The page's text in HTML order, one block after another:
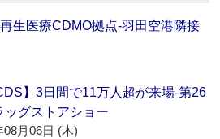
生医療CDMO拠点‐羽田空港隣接
】3日間で11万人超が来場‐第26
ッグストアショー
08月06日 (木)